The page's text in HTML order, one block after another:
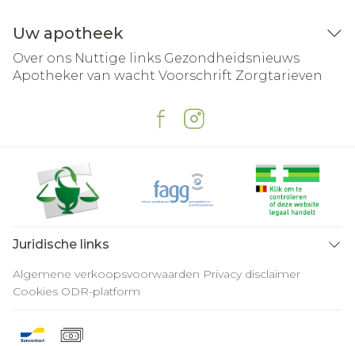
Uw apotheek
Over ons Nuttige links Gezondheidsnieuws
Apotheker van wacht Voorschrift Zorgtarieven
Juridische links
Algemene verkoopsvoorwaarden Privacy disclaimer
Cookies ODR-platform